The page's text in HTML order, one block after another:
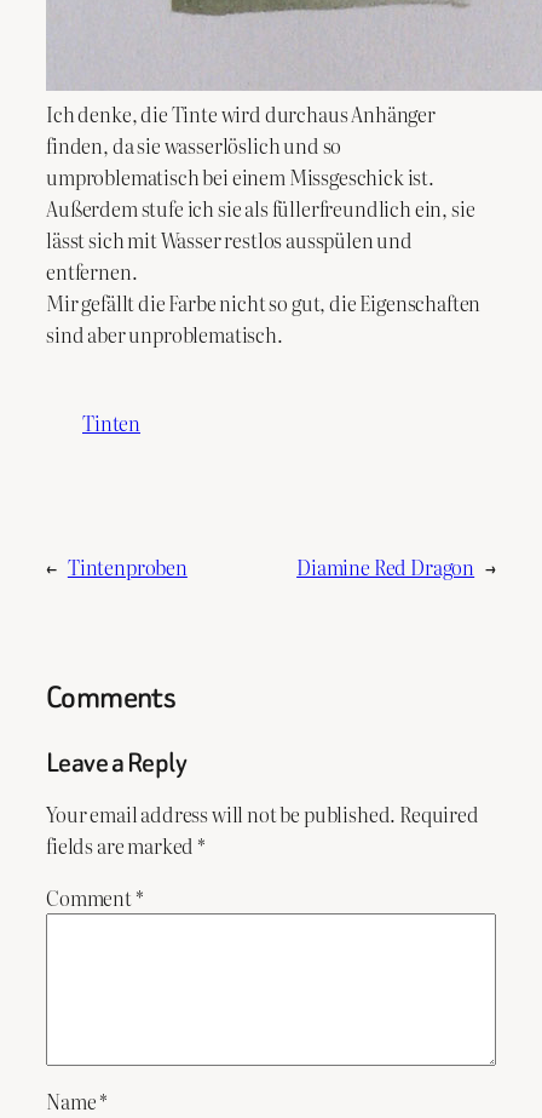
Ich denke, die Tinte wird durchaus Anhänger
finden, da sie wasserlöslich und so
umproblematisch bei einem Missgeschick ist.
Außerdem stufe ich sie als füllerfreundlich ein, sie
lässt sich mit Wasser restlos ausspülen und
entfernen.
Mir gefällt die Farbe nicht so gut, die Eigenschaften
sind aber unproblematisch.
Tinten
← Tintenproben Diamine Red Dragon →
Comments
Leave a Reply
Your email address will not be published. Required
fields are marked *
Comment*
Name*